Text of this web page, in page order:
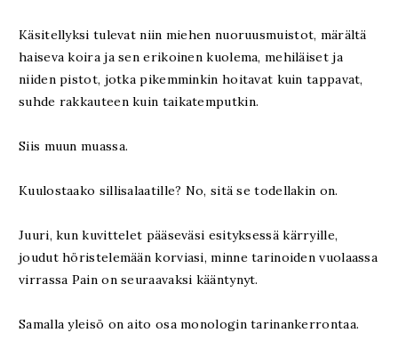
Käsitellyksi tulevat niin miehen nuoruusmuistot, märältä
haiseva koira ja sen erikoinen kuolema, mehiläiset ja
niiden pistot, jotka pikemminkin hoitavat kuin tappavat,
suhde rakkauteen kuin taikatemputkin.
Siis muun muassa.
Kuulostaako sillisalaatille? No, sitä se todellakin on.
Juuri, kun kuvittelet pääseväsi esityksessä kärryille,
joudut höristelemään korviasi, minne tarinoiden vuolaassa
virrassa Pain on seuraavaksi kääntynyt.
Samalla yleisö on aito osa monologin tarinankerrontaa.